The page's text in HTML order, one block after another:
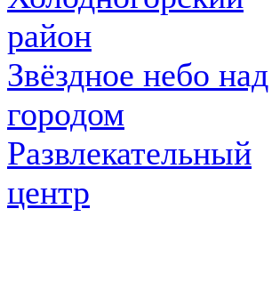
район
Звёздное небо над
городом
Развлекательный
центр